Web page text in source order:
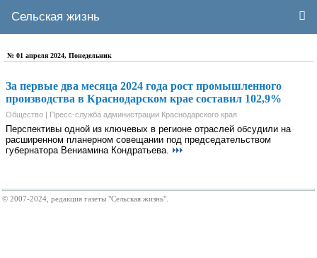
Сельская жизнь
№ 01 апреля 2024, Понедельник
За первые два месяца 2024 года рост промышленного
производства в Краснодарском крае составил 102,9%
Общество | Пресс-служба администрации Краснодарского края
Перспективы одной из ключевых в регионе отраслей обсудили на
расширенном планерном совещании под председательством
губернатора Вениамина Кондратьева.
© 2007-2024, редакция газеты "Сельская жизнь".